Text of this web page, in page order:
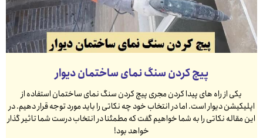
پیچ کردن سنگ نمای ساختمان دیوار
یکی از راه های پیدا کردن مجری پیچ کردن سنگ نمای ساختمان استفاده از
اپلیکیشن دیوار است. اما در انتخاب خود چه نکاتی را باید مورد توجه قرار دهیم. در
این مقاله نکاتی را به شما خواهیم گفت که مطمئنا در انتخاب درست شما تاثیر گذار
خواهد بود!